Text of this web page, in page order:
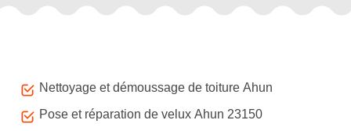
Nettoyage et démoussage de toiture Ahun
Pose et réparation de velux Ahun 23150